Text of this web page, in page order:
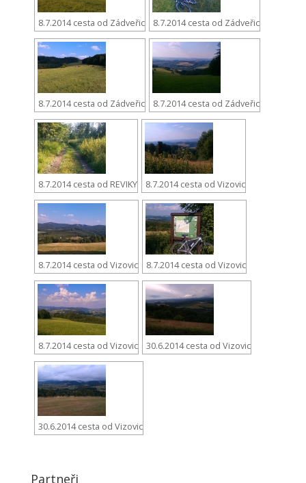
8.7.2014 cesta od Zádveřic 8.7.2014 cesta od Zádveřic
8.7.2014 cesta od Zádveřic 8.7.2014 cesta od Zádveřic
8.7.2014 cesta od REVIKY 8.7.2014 cesta od Vizovic
8.7.2014 cesta od Vizovic 8.7.2014 cesta od Vizovic
8.7.2014 cesta od Vizovic 30.6.2014 cesta od Vizovic
30.6.2014 cesta od Vizovic
Partneři